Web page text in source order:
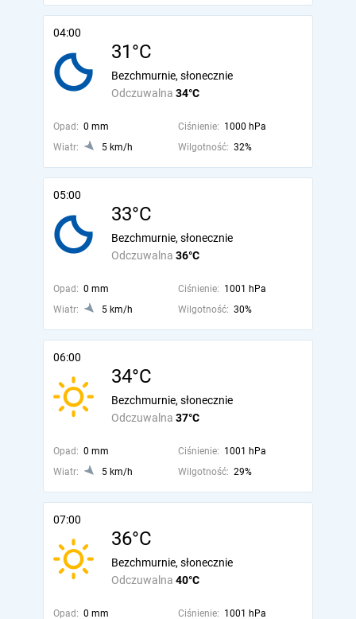
04:00
31°C
Odczuwalna 34°C
Bezchmurnie, słonecznie
Opad: 0 mm Ciśnienie: 1000 hPa
Wiatr:
5 km/h Wilgotność: 32%
05:00
33°C
Odczuwalna 36°C
Bezchmurnie, słonecznie
Opad: 0 mm Ciśnienie: 1001 hPa
Wiatr:
5 km/h Wilgotność: 30%
06:00
34°C
Odczuwalna 37°C
Bezchmurnie, słonecznie
Opad: 0 mm Ciśnienie: 1001 hPa
Wiatr:
5 km/h Wilgotność: 29%
07:00
36°C
Odczuwalna 40°C
Bezchmurnie, słonecznie
Opad: 0 mm Ciśnienie: 1001 hPa